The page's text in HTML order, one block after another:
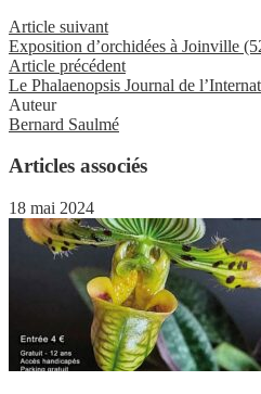
Article suivant
Exposition d’orchidées à Joinville
Article précédent
Le Phalaenopsis Journal de
Auteur
Bernard Saulmé
Articles associés
18 mai 2024